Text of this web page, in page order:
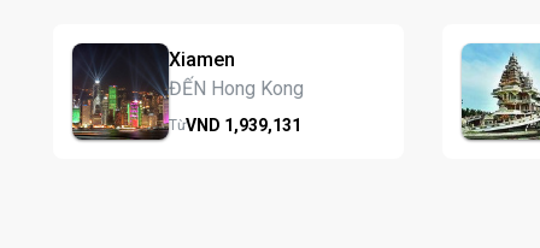
Xiamen
ĐẾN Hong Kong
TừVND 1,939,131